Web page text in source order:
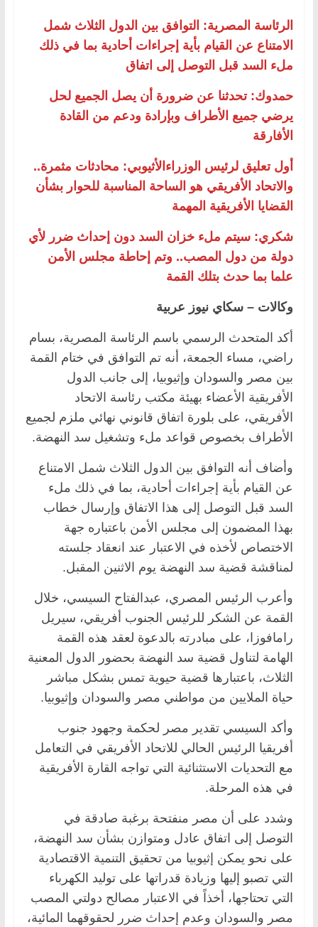
الرئاسة المصرية: التوافق بين الدول الثلاث شمل
الامتناع عن القيام بأية إجراءات أحادية بما في ذلك
ملء السد قبل التوصل إلى اتفاق
حمدوك: تحدثنا عن ضرورة أن يصل الجميع لحل
يرضي جميع الأطراف وبإرادة ودعم من القادة
الأفارقة
أول تعليق لرئيس الوزراءالأثيوبي: محادثات مثمرة..
والاتحاد الأفريقي هو الساحة المناسبة للحوار بشأن
القضايا الأفريقية المهمة
شكري: سيتم ملء خزان السد دون إحداث ضرر لأي
دولة من دول المصب.. وتم إحاطة مجلس الأمن
علما بما حدث بتلك القمة
وكالات – سكاي نيوز عربية
أكد المتحدث الرسمي باسم الرئاسة المصرية، بسام
راضي، مساء الجمعة، أنه تم التوافق في ختام القمة
بين مصر والسودان وإثيوبيا، إلى جانب الدول
الأفريقية الأعضاء بهيئة مكتب رئاسة الاتحاد
الأفريقي، على بلورة اتفاق قانوني نهائي ملزم لجميع
الأطراف بخصوص قواعد ملء وتشغيل سد النهضة.
وأضاف أنه التوافق بين الدول الثلاث شمل الامتناع
عن القيام بأية إجراءات أحادية، بما في ذلك ملء
السد قبل التوصل إلى هذا الاتفاق وإرسال خطاب
بهذا المضمون إلى مجلس الأمن باعتباره جهة
الاختصاص لأخذه في الاعتبار عند انعقاد جلسته
لمناقشة قضية سد النهضة يوم الاثنين المقبل.
وأعرب الرئيس المصري، عبدالفتاح السيسي، خلال
القمة عن الشكر للرئيس الجنوب أفريقي، سيريل
رامافوزا، على مبادرته بالدعوة لعقد هذه القمة
الهامة لتناول قضية سد النهضة بحضور الدول المعنية
الثلاث، باعتبارها قضية حيوية تمس بشكل مباشر
حياة الملايين من مواطني مصر والسودان وإثيوبيا.
وأكد السيسي تقدير مصر لحكمة وجهود جنوب
أفريقيا الرئيس الحالي للاتحاد الأفريقي في التعامل
مع التحديات الاستثنائية التي تواجه القارة الأفريقية
في هذه المرحلة.
وشدد على أن مصر منفتحة برغبة صادقة في
التوصل إلى اتفاق عادل ومتوازن بشأن سد النهضة،
على نحو يمكن إثيوبيا من تحقيق التنمية الاقتصادية
التي تصبو إليها وزيادة قدراتها على توليد الكهرباء
التي تحتاجها، أخذاً في الاعتبار مصالح دولتي المصب
مصر والسودان وعدم إحداث ضرر لحقوقهما المائية،